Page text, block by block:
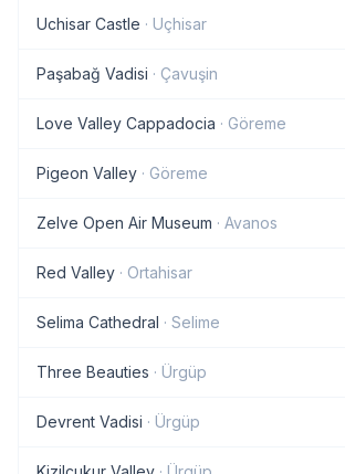
Uchisar Castle · Uçhisar
Paşabağ Vadisi · Çavuşin
Love Valley Cappadocia · Göreme
Pigeon Valley · Göreme
Zelve Open Air Museum · Avanos
Red Valley · Ortahisar
Selima Cathedral · Selime
Three Beauties · Ürgüp
Devrent Vadisi · Ürgüp